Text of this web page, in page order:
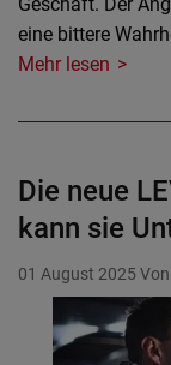
eine bittere
Mehr lesen
Die neue
kann sie
01 August 2025 Von